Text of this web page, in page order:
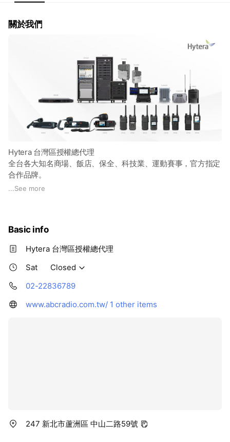
關於我們
Hytera 台灣區授權總代理
全台各大知名商場、飯店、保全、科技業、運動賽事，官方指定
合作品牌。
更有毫無後顧的線上技術支援與完善保固
在人生旅途找到對的頻率
我們致力更美好的生活通訊
...See more
Basic info
Hytera 台灣區授權總代理
Sat
Closed
02-22836789
www.abcradio.com.tw/ 1 other items
247 新北市蘆洲區 中山二路59號